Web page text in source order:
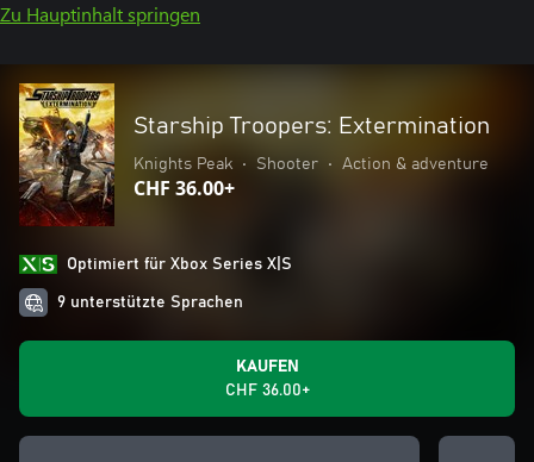
Zu Hauptinhalt springen
Starship Troopers: Extermination
Knights Peak • Shooter • Action & adventure
CHF 36.00+
Optimiert für Xbox Series X|S
9 unterstützte Sprachen
KAUFEN
CHF 36.00+